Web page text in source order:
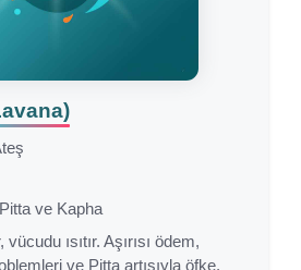
Pitta ve Kapha
ısıtır. Aşırısı ödem,
ve Pitta artışıyla öfke,